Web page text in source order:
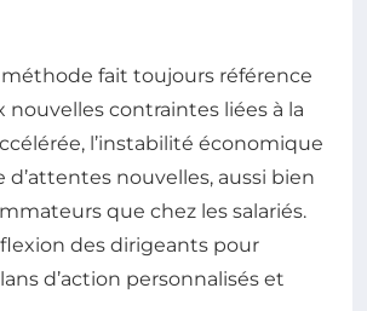
méthode fait toujours référence
nouvelles contraintes liées à la
l’instabilité économique
d’attentes nouvelles, aussi bien
que chez les salariés.
des dirigeants pour
d’action personnalisés et